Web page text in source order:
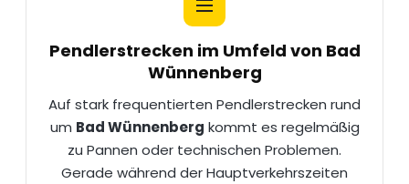
Pendlerstrecken im Umfeld von Bad
Wünnenberg
Auf stark frequentierten Pendlerstrecken rund
um Bad Wünnenberg kommt es regelmäßig
zu Pannen oder technischen Problemen.
Gerade während der Hauptverkehrszeiten